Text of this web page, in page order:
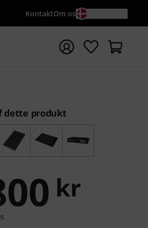
KontaktOm os
{searchTerm}
dette produkt
kr